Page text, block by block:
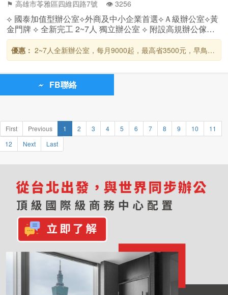
⚑ 高雄市苓雅區四維四路7號 👁️‍ 3256
⟡ 國泰加值型辦公室⟡外商及中小企業首選⟡Ａ級辦公室⟡黃
金門牌 ⟡ 全新完工 2~7人 獨立辦公室 ⟡ 附設高規辦公傢俱
⟡ 交通最方便-捷運三多商圈站5分鐘近亞洲新灣區 ⟡ 一樓國
泰世華銀行
優惠： 2~7人全新辦公室，每月9000起，最高省3500元，早鳥優
惠倒數中！
FB聯絡
First Previous 1 2 3 4 5 6 7 8 9 10
11
12
Next Last